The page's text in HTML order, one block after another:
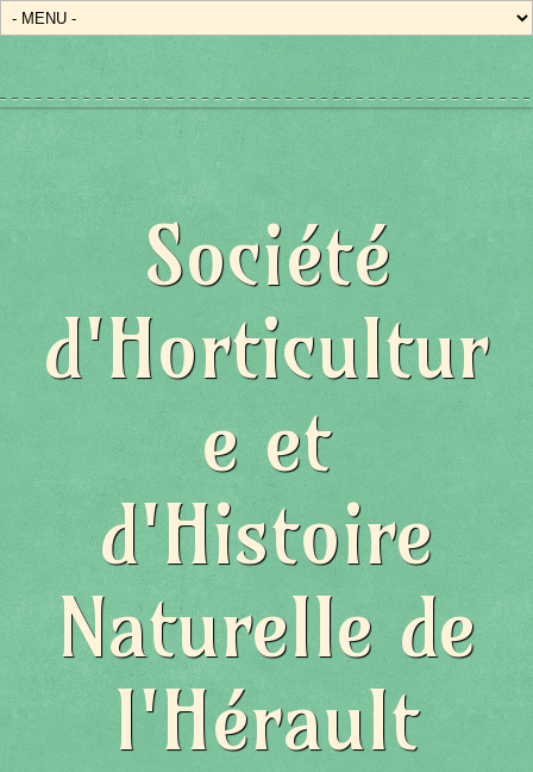
Société
d'Horticultur
e et
d'Histoire
Naturelle de
l'Hérault